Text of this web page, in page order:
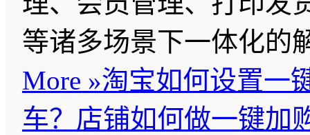
等诸多场景下一体化
More »淘宝如何设置一
车？店铺如何做一键加